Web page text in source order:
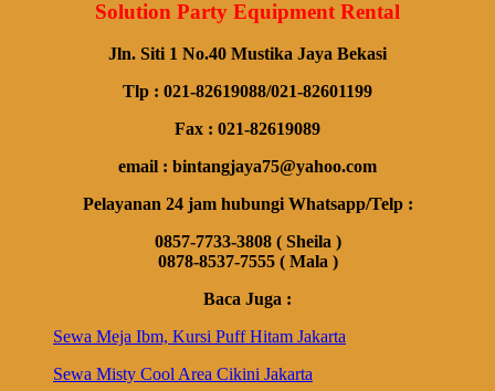
Solution Party Equipment Rental
Jln. Siti 1 No.40 Mustika Jaya Bekasi
Tlp : 021-82619088/021-82601199
Fax : 021-82619089
email : bintangjaya75@yahoo.com
Pelayanan 24 jam hubungi Whatsapp/Telp :
0857-7733-3808 ( Sheila )
0878-8537-7555 ( Mala )
Baca Juga :
Sewa Meja Ibm, Kursi Puff Hitam Jakarta
Sewa Misty Cool Area Cikini Jakarta